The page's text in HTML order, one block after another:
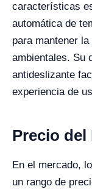
características
automática de
para mantener
ambientales. Su
antideslizante
experiencia de
Precio del
En el mercado,
un rango de